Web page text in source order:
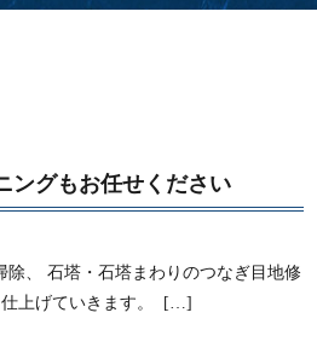
ングもお任せください
除、 石塔・石塔まわりのつなぎ目地修
仕上げていきます。 […]